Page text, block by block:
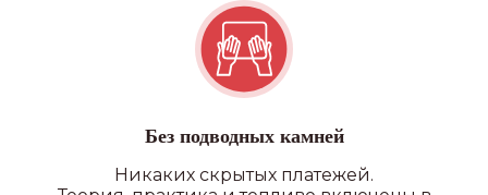
Без подводных камней
Никаких скрытых платежей.